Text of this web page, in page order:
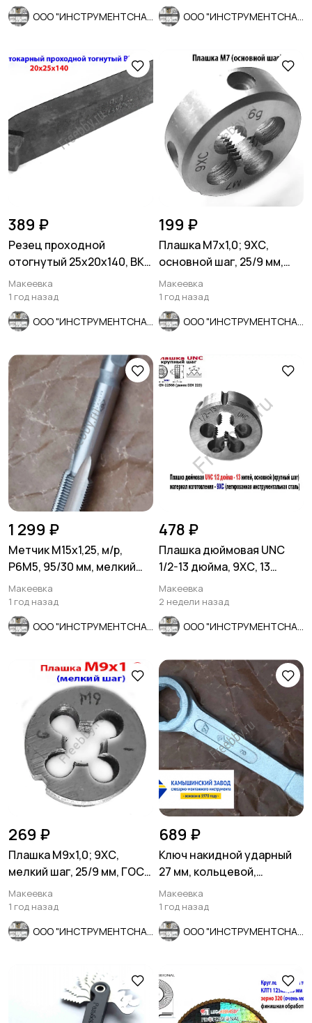
389 ₽
Резец проходной
отогнутый 25х20х140, ВК8,
2102-0029, ГОСТ 18877-73.
Макеевка
1 год назад
199 ₽
Плашка М7х1,0; 9ХС,
основной шаг, 25/9 мм,
ГОСТ 7740-71.
Макеевка
1 год назад
1 299 ₽
Метчик М15х1,25, м/р,
Р6М5, 95/30 мм, мелкий
шаг, проходной, исп 2, ГО
Макеевка
1 год назад
478 ₽
Плашка дюймовая UNC
1/2-13 дюйма, 9ХС, 13
ниток, 38/14 мм, DIN 223
Макеевка
2 недели назад
269 ₽
Плашка М9х1,0; 9ХС,
мелкий шаг, 25/9 мм, ГОСТ
7740-71.
Макеевка
1 год назад
689 ₽
Ключ накидной ударный
27 мм, кольцевой,
односторонний,
оцинкованный, К
Макеевка
1 год назад